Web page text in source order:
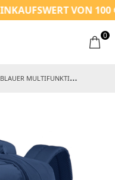
VON 100 €
0
2-IN-1-REISERUCKSACK